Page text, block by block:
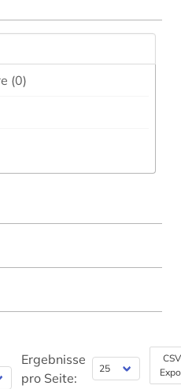
fortlaufendes sammelwerk (1)
geschichte anfänge-1750 (1)
(2)
Anwendungssoftware (0)
Ergebnisse
pro Seite: